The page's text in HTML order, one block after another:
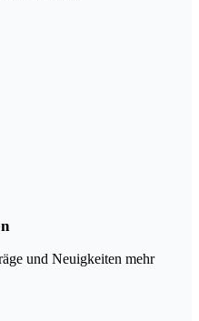
und Neuigkeiten mehr